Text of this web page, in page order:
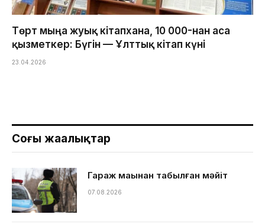
Төрт мыңға жуық кітапхана, 10 000-нан аса
қызметкер: Бүгін — Ұлттық кітап күні
23.04.2026
Соңғы жаңалықтар
Гараж маңынан табылған мәйіт
07.08.2026